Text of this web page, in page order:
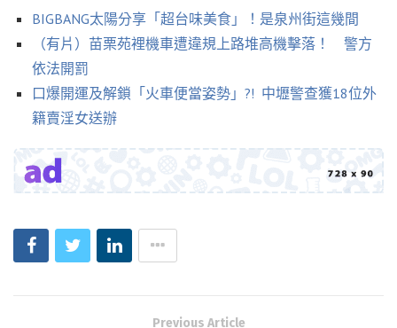
BIGBANG太陽分享「超台味美食」！是泉州街這幾間
（有片）苗栗苑裡機車遭違規上路堆高機擊落！ 警方
依法開罰
口爆開運及解鎖「火車便當姿勢」?! 中壢警查獲18位外
籍賣淫女送辦
Previous Article